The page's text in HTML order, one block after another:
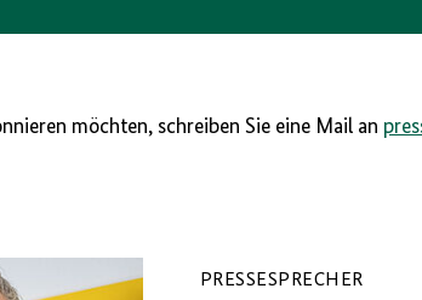
möchten, schreiben Sie eine Mail an
PRESSESPRECHER